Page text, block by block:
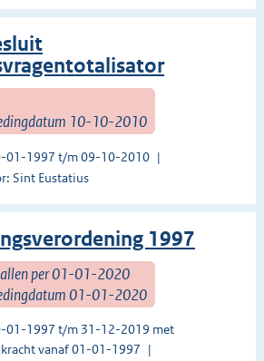
10-10-2010
01-1997 t/m 09-10-2010
Sint Eustatius
1997
per 01-01-2020
01-01-2020
01-1997 t/m 31-12-2019 met
vanaf 01-01-1997